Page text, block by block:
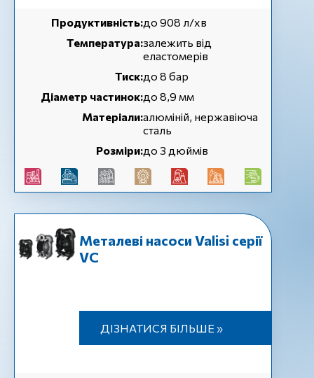
Продуктивність:до 908 л/хв
Температура:залежить від
еластомерів
Тиск:до 8 бар
Діаметр частинок:до 8,9 мм
Матеріали:алюміній, нержавіюча
сталь
Розміри:до 3 дюймів
Металеві насоси Valisi серії
VC
ДІЗНАТИСЯ БІЛЬШЕ »